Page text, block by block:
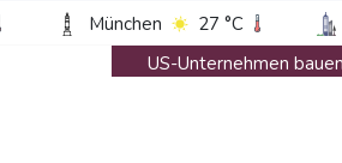
München 27 °C
Potsdam 21 °C
US-Unternehmen
Polizei entdeckt